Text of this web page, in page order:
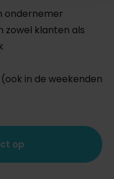
ondernemer
zowel klanten als
in de weekenden
op